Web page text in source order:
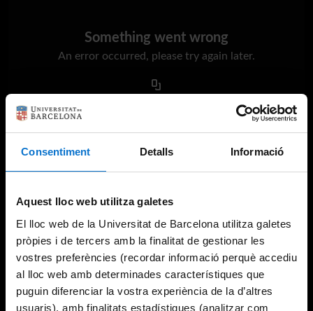
Consentiment Detalls Informació
Aquest lloc web utilitza galetes
El lloc web de la Universitat de Barcelona utilitza galetes
pròpies i de tercers amb la finalitat de gestionar les
vostres preferències (recordar informació perquè accediu
al lloc web amb determinades característiques que
puguin diferenciar la vostra experiència de la d’altres
usuaris), amb finalitats estadístiques (analitzar com
Something went wrong
An error occurred, please try again later.